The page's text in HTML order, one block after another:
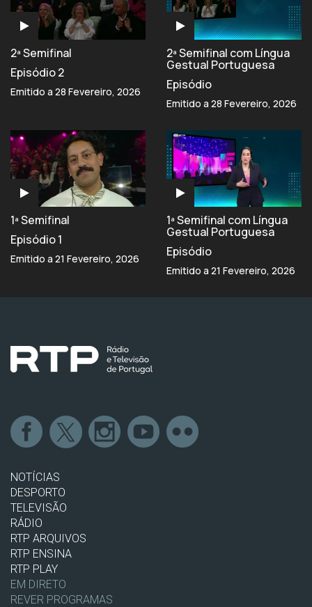
2ª Semifinal
Episódio 2
Emitido a 28 Fevereiro, 2026
2ª Semifinal com Língua
Gestual Portuguesa
Episódio
Emitido a 28 Fevereiro, 2026
1ª Semifinal
Episódio 1
Emitido a 21 Fevereiro, 2026
1ª Semifinal com Língua
Gestual Portuguesa
Episódio
Emitido a 21 Fevereiro, 2026
NOTÍCIAS
DESPORTO
TELEVISÃO
RÁDIO
RTP ARQUIVOS
RTP ENSINA
RTP PLAY
EM DIRETO
REVER PROGRAMAS